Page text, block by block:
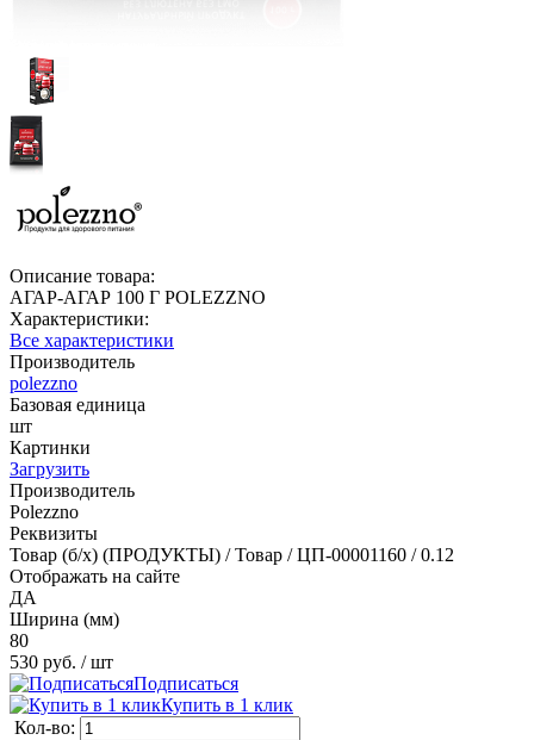
Описание товара:
АГАР-АГАР 100 Г POLEZZNO
Характеристики:
Все характеристики
Производитель
polezzno
Базовая единица
шт
Картинки
Загрузить
Производитель
Polezzno
Реквизиты
Товар (б/х) (ПРОДУКТЫ) / Товар / ЦП-00001160 / 0.12
Отображать на сайте
ДА
Ширина (мм)
80
530 руб. / шт
Подписаться
Купить в 1 клик
Кол-во: